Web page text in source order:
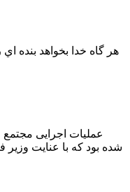
هر گاه خدا بخواهد بنده
شده بود که با عنایت